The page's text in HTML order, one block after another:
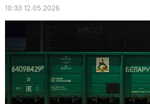
10:33 12.05.2026